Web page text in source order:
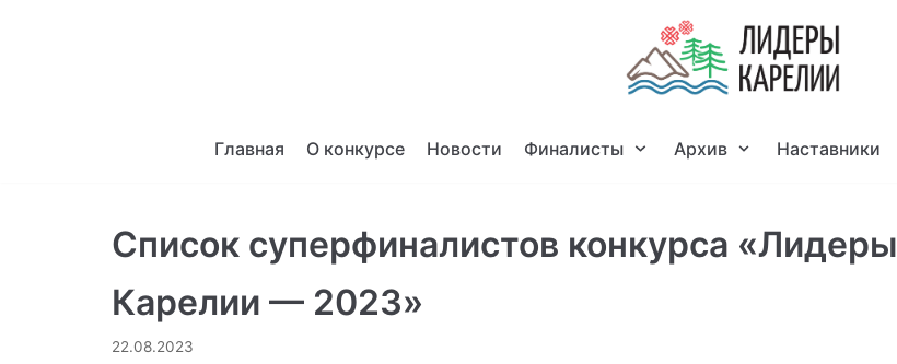
Главная О конкурсе Новости Финалисты Архив Наставники
Список суперфиналистов конкурса «Лидеры
Карелии — 2023»
22.08.2023